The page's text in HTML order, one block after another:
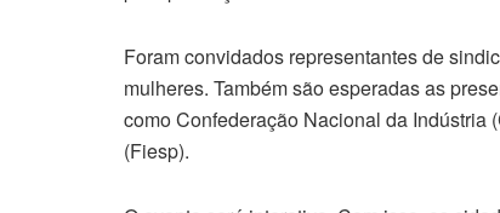
Foram convidados representantes de
mulheres. Também são esperadas as
como Confederação Nacional da Indústria
(Fiesp).